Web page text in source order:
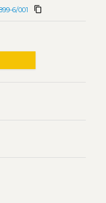
6/001 content_copy